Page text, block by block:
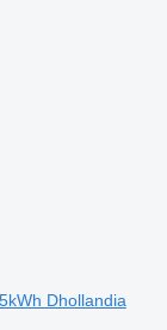
Dhollandia